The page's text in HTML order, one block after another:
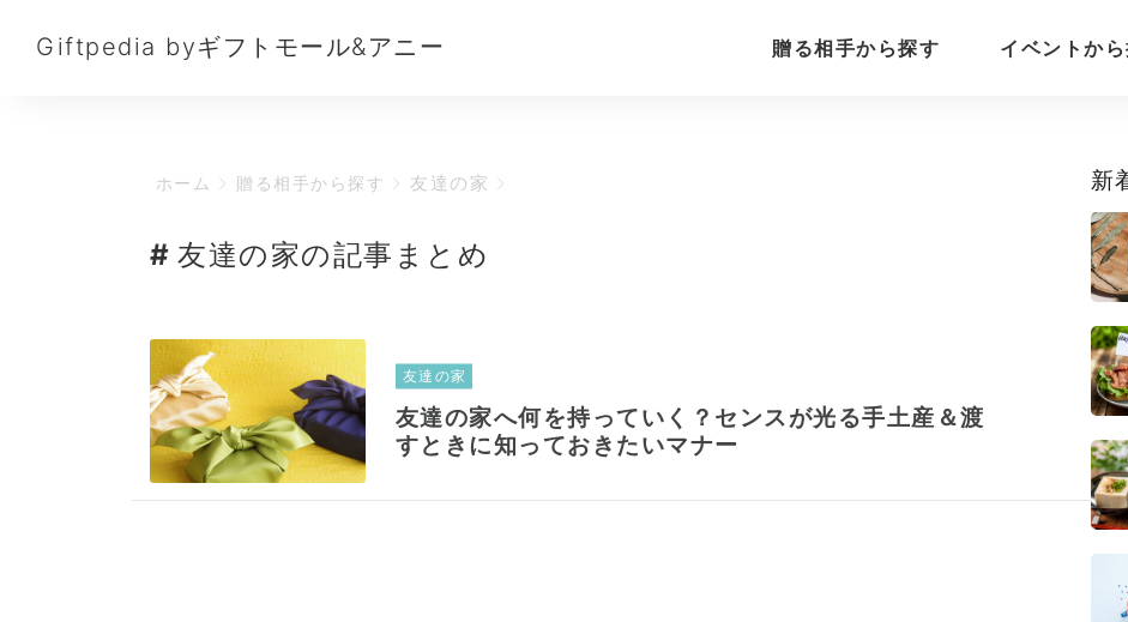
Giftpedia byギフトモール&アニー 贈る相手から探す イベントか
ホーム 贈る相手から探す 友達の家
友達の家の記事まとめ
友達の家
友達の家へ何を持っていく？センスが光る手土産＆渡
すときに知っておきたいマナー
新